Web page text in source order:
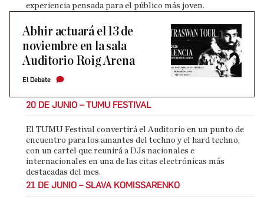
experiencia pensada para el público más joven.
Abhir actuará el 13 de
noviembre en la sala
Auditorio Roig Arena
El Debate
20 DE JUNIO – TUMU FESTIVAL
El TUMU Festival convertirá el Auditorio en un punto de
encuentro para los amantes del techno y el hard techno,
con un cartel que reunirá a DJs nacionales e
internacionales en una de las citas electrónicas más
destacadas del mes.
21 DE JUNIO – SLAVA KOMISSARENKO